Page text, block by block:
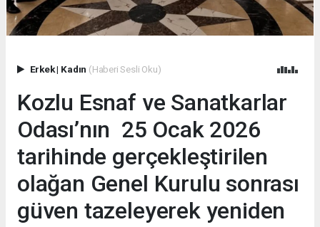
Erkek| Kadın (Haberi Sesli Oku)
Kozlu Esnaf ve Sanatkarlar
Odası’nın 25 Ocak 2026
tarihinde gerçekleştirilen
olağan Genel Kurulu sonrası
güven tazeleyerek yeniden